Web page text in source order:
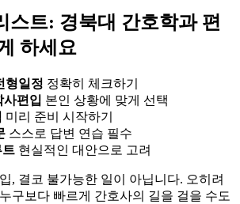
스트: 경북대 간호학과 편
하세요
형일정 정확히 체크하기
사편입 본인 상황에 맞게 선택
미리 준비 시작하기
스스로 답변 연습 필수
트 현실적인 대안으로 고려
, 결코 불가능한 일이 아닙니다. 오히려
구보다 빠르게 간호사의 길을 걸을 수도